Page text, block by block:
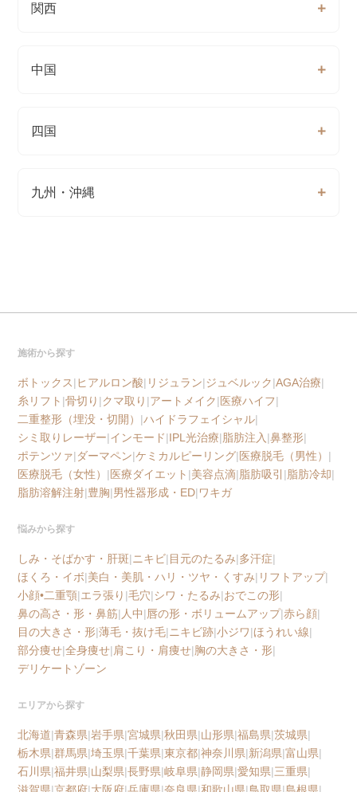
関西
中国
四国
九州・沖縄
施術から探す
ボトックス|ヒアルロン酸| リジュラン|ジュベルック|AGA治療|
糸リフト |骨切り |クマ取り |アートメイク|医療ハイフ|
二重整形（埋没・切開） |ハイドラフェイシャル|
シミ取りレーザー|インモード|IPL光治療|脂肪注入 |鼻整形|
ポテンツァ|ダーマペン|ケミカルピーリング|医療脱毛（男性） |
医療脱毛（女性） |医療ダイエット |美容点滴|脂肪吸引 |脂肪冷却|
脂肪溶解注射|豊胸|男性器形成・ED|ワキガ
悩みから探す
しみ・そばかす・肝斑| ニキビ|目元のたるみ|多汗症|
ほくろ・イボ|美白・美肌・ハリ・ツヤ・くすみ| リフトアップ|
小顔•二重顎|エラ張り |毛穴|シワ・たるみ|おでこの形|
鼻の高さ・形・鼻筋| 人中|唇の形・ボリュームアップ|赤ら顔|
目の大きさ・形|薄毛・抜け毛| ニキビ跡|小ジワ|ほうれい線|
部分痩せ|全身痩せ|肩こり・肩痩せ|胸の大きさ・形|
デリケートゾーン
エリアから探す
北海道|青森県|岩手県|宮城県|秋田県|山形県|福島県|茨城県|
栃木県|群馬県|埼玉県|千葉県|東京都|神奈川県|新潟県|富山県|
石川県|福井県|山梨県|長野県|岐阜県|静岡県|愛知県|三重県|